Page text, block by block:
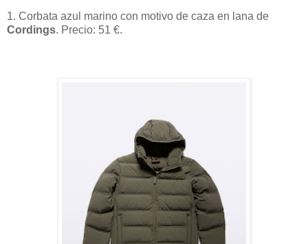
1. Corbata azul marino con motivo de caza en lana de
Cordings. Precio: 51 €.